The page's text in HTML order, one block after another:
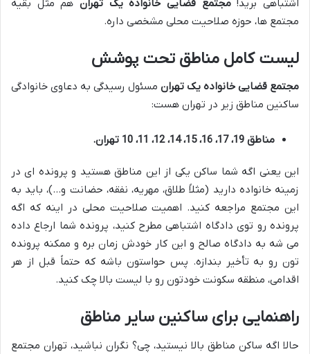
اشتباهی برید!مجتمع قضایی خانواده یک تهران هم مثل بقیه
مجتمع ها، حوزه صلاحیت محلی مشخصی داره.
لیست کامل مناطق تحت پوشش
مجتمع قضایی خانواده یک تهران مسئول رسیدگی به دعاوی خانوادگی
ساکنین مناطق زیر در تهران هست:
مناطق 19، 17، 16، 15، 14، 12، 11، 10 تهران.
این یعنی اگه شما ساکن یکی از این مناطق هستید و پرونده ای در
زمینه خانواده دارید (مثلاً طلاق، مهریه، نفقه، حضانت و…)، باید به
این مجتمع مراجعه کنید. اهمیت صلاحیت محلی در اینه که اگه
پرونده رو توی دادگاه اشتباهی مطرح کنید، پرونده شما ارجاع داده
می شه به دادگاه صالح و این کار خودش زمان بره و ممکنه پرونده
تون رو به تأخیر بندازه. پس حواستون باشه که حتماً قبل از هر
اقدامی، منطقه سکونت خودتون رو با لیست بالا چک کنید.
راهنمایی برای ساکنین سایر مناطق
حالا اگه ساکن مناطق بالا نیستید، چی؟ نگران نباشید، تهران مجتمع